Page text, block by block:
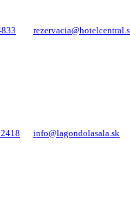
info@lagondolasala.sk